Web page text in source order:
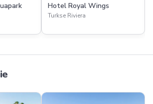
Hotel Royal Wings
Turkse Riviera